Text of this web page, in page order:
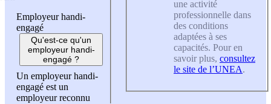
Employeur handi-
engagé
Qu'est-ce qu'un
employeur handi-
engagé ?
Un employeur handi-
engagé est un
employeur reconnu
une activité
professionnelle dans
des conditions
adaptées à ses
capacités. Pour en
savoir plus, consultez
le site de l’UNEA.